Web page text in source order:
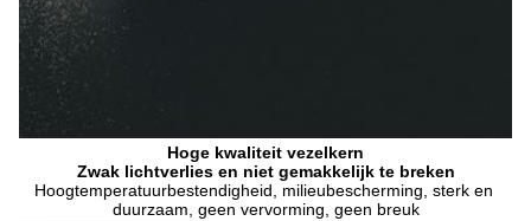
Hoge kwaliteit vezelkern
Zwak lichtverlies en niet gemakkelijk te breken
Hoogtemperatuurbestendigheid, milieubescherming, sterk en
duurzaam, geen vervorming, geen breuk